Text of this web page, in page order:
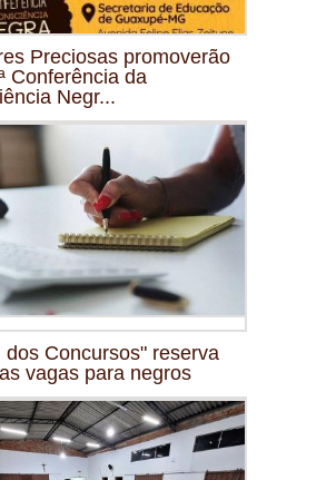
Preciosas promoverão
Conferência da
Negr...
dos Concursos" reserva
vagas para negros